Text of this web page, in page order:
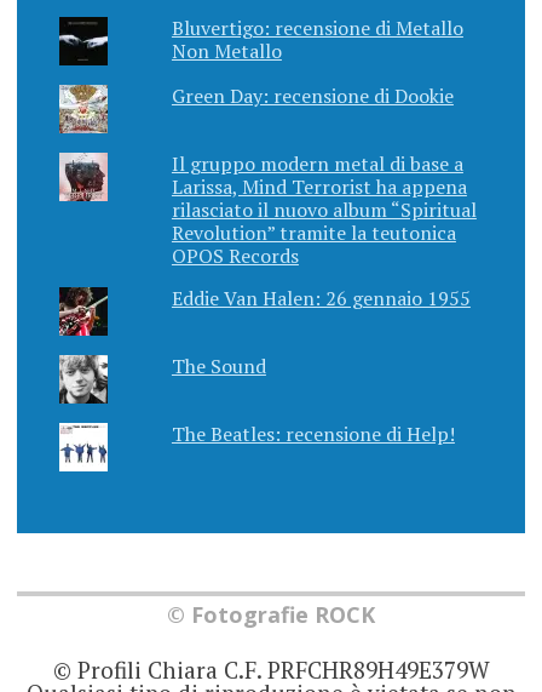
Bluvertigo: recensione di Metallo
Non Metallo
Green Day: recensione di Dookie
Il gruppo modern metal di base a
Larissa, Mind Terrorist ha appena
rilasciato il nuovo album “Spiritual
Revolution” tramite la teutonica
OPOS Records
Eddie Van Halen: 26 gennaio 1955
The Sound
The Beatles: recensione di Help!
© Fotografie ROCK
© Profili Chiara C.F. PRFCHR89H49E379W